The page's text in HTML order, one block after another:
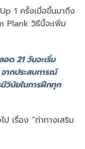
1 ครั้งเมื่อขึ้นมาถึง
วิธีนี้จะเพิ่ม
ด 21 วันจะเริ่ม
ากประสบการณ์
วินัยในการฝึกทุก
เรื่อง “ท่าทางเสริม